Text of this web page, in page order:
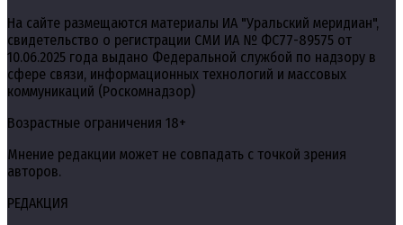
На сайте размещаются материалы ИА "Уральский меридиан",
свидетельство о регистрации СМИ ИА № ФС77-89575 от
10.06.2025 года выдано Федеральной службой по надзору в
сфере связи, информационных технологий и массовых
коммуникаций (Роскомнадзор)
Возрастные ограничения 18+
Мнение редакции может не совпадать с точкой зрения
авторов.
РЕДАКЦИЯ